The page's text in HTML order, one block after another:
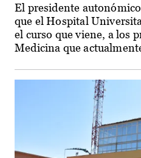
El presidente
que el Hospital
el curso que viene, a los
Medicina que